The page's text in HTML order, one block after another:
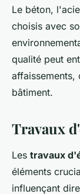
Le béton,
choisis avec
qualité peut
affaissements,
bâtiment.
Travaux
Les travaux
éléments
influençant